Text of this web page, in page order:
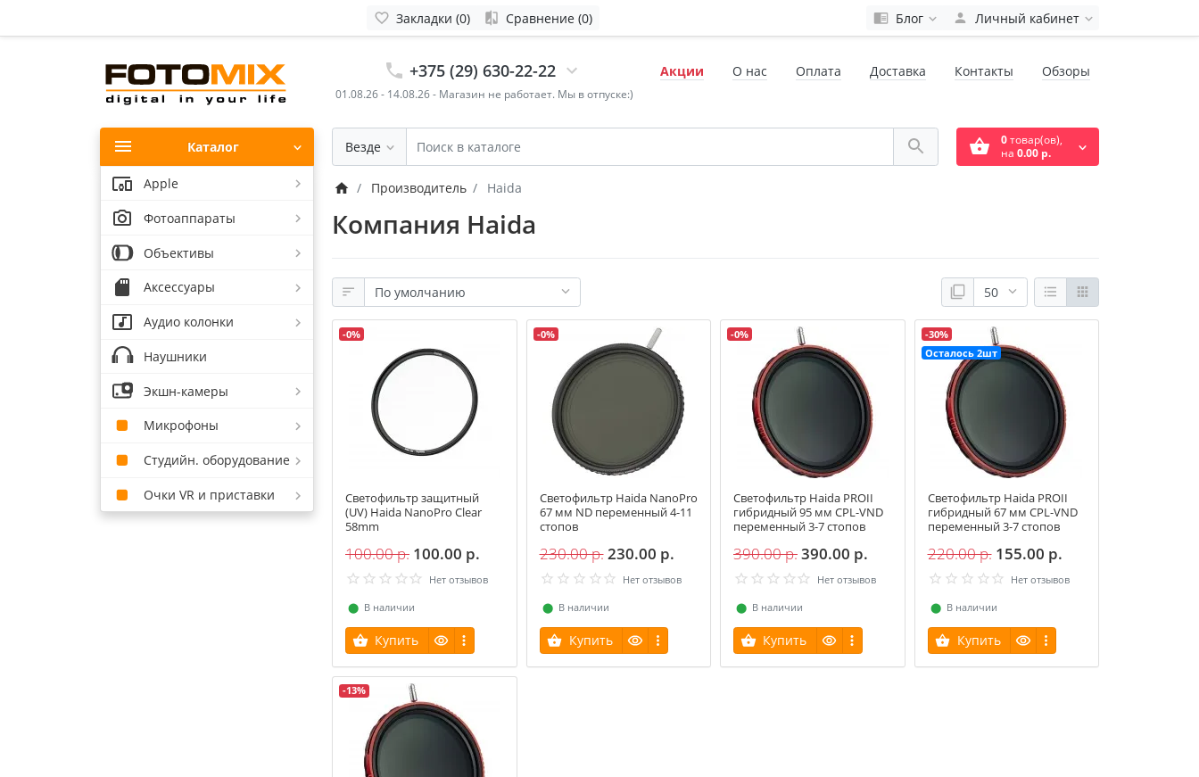
Закладки (0) Сравнение (0) Блог Личный кабинет
+375 (29) 630-22-22
01.08.26 - 14.08.26 - Магазин не работает. Мы в отпуске:)
Акции О нас Оплата Доставка Контакты Обзоры
Везде 0товар(ов),
на 0.00 р.
Каталог
Apple
Фотоаппараты
Объективы
Аксессуары
Аудио колонки
Наушники
Экшн-камеры
Микрофоны
Студийн. оборудование
Очки VR и приставки
Производитель Haida
Компания Haida
-0%
Светофильтр защитный
(UV) Haida NanoPro Clear
58mm
100.00 р. 100.00 р.
Нет отзывов
⬤ В наличии
Купить
-0%
Светофильтр Haida NanoPro
67 мм ND переменный 4-11
стопов
230.00 р.230.00 р.
Нет отзывов
⬤ В наличии
Купить
-0%
Светофильтр Haida PROII
гибридный 95 мм CPL-VND
переменный 3-7 стопов
390.00 р.390.00 р.
Нет отзывов
⬤ В наличии
Купить
-30%
Осталось 2шт
Светофильтр Haida PROII
гибридный 67 мм CPL-VND
переменный 3-7 стопов
220.00 р. 155.00 р.
Нет отзывов
⬤ В наличии
Купить
-13%